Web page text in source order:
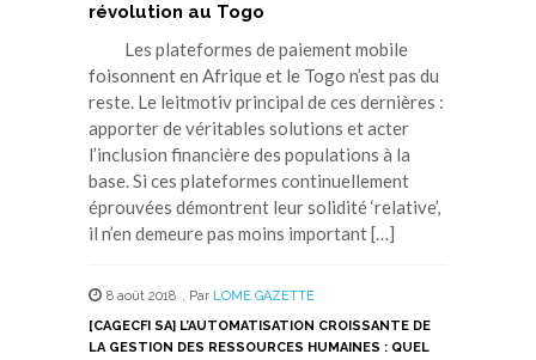
révolution au Togo
Les plateformes de paiement mobile
foisonnent en Afrique et le Togo n’est pas du
reste. Le leitmotiv principal de ces dernières :
apporter de véritables solutions et acter
l’inclusion financière des populations à la
base. Si ces plateformes continuellement
éprouvées démontrent leur solidité ‘relative’,
il n’en demeure pas moins important […]
8 août 2018 , Par LOME GAZETTE
[CAGECFI SA] L’AUTOMATISATION CROISSANTE DE
LA GESTION DES RESSOURCES HUMAINES : QUEL